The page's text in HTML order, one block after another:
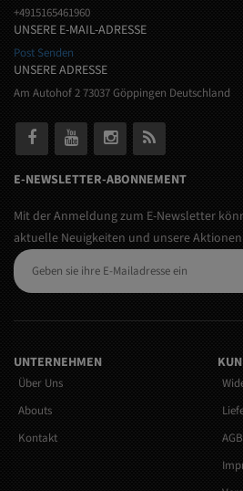
+4915165461960
UNSERE E-MAIL-ADRESSE
Post Senden
UNSERE ADRESSE
Am Autohof 2 73037 Göppingen Deutschland
E-NEWSLETTER-ABONNEMENT
Mit der Anmeldung zum E-Newsletter
aktuelle Neuigkeiten und unsere
UNTERNEHMEN
Über Uns
Abouts
Kontakt
AGB